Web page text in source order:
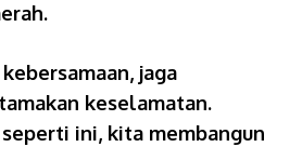
jaga
keselamatan.
ini, kita membangun